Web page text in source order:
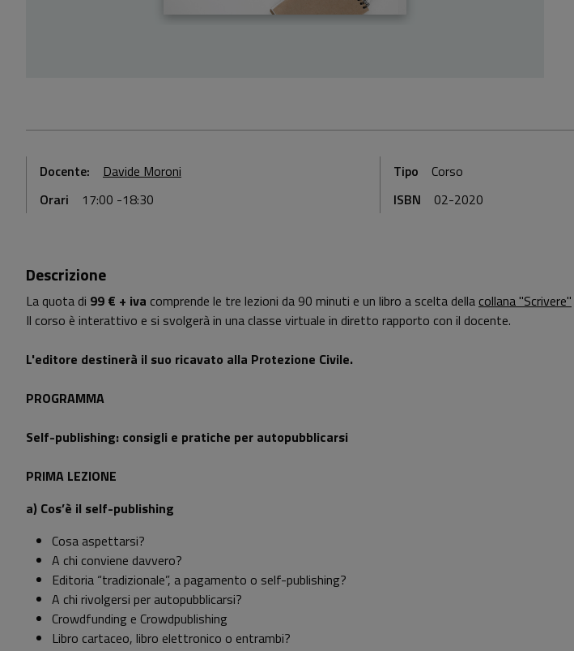
Docente: Davide Moroni Tipo Corso
Orari
17:00 -18:30 ISBN 02-2020
Descrizione
La quota di 99 € + iva comprende le tre lezioni da 90 minuti e un libro a scelta della collana "Scrivere"
Il corso è interattivo e si svolgerà in una classe virtuale in diretto rapporto con il docente.
L'editore destinerà il suo ricavato alla Protezione Civile.
PROGRAMMA
Self-publishing: consigli e pratiche per autopubblicarsi
PRIMA LEZIONE
a) Cos’è il self-publishing
Cosa aspettarsi?
A chi conviene davvero?
Editoria “tradizionale”, a pagamento o self-publishing?
A chi rivolgersi per autopubblicarsi?
Crowdfunding e Crowdpublishing
Libro cartaceo, libro elettronico o entrambi?